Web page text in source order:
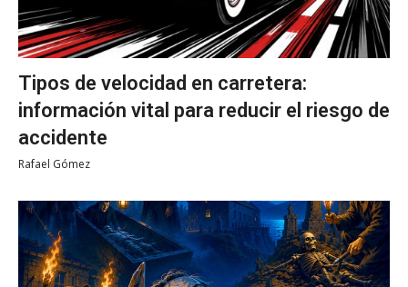
Tipos de velocidad en carretera:
información vital para reducir el riesgo de
accidente
Rafael Gómez